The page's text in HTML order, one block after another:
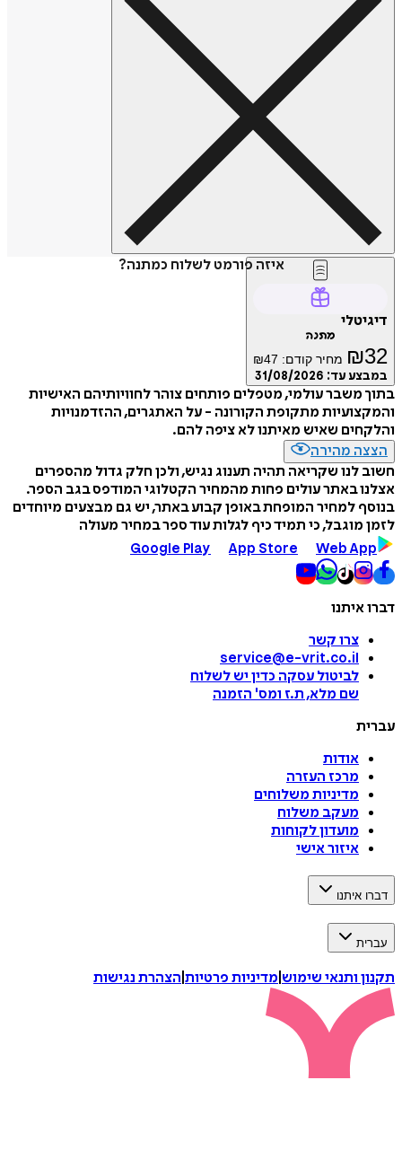
איזה פורמט לשלוח כמתנה?
דיגיטלי
מתנה
₪32 מחיר קודם: ₪47
במבצע עד: 31/08/2026
בתוך משבר עולמי, מטפלים פותחים צוהר לחוויותיהם האישיות
והמקצועיות מתקופת הקורונה - על האתגרים, ההזדמנויות
והלקחים שאיש מאיתנו לא ציפה להם.
הצצה מהירה
חשוב לנו שקריאה תהיה תענוג נגיש, ולכן חלק גדול מהספרים
אצלנו באתר עולים פחות מהמחיר הקטלוגי המודפס בגב הספר.
בנוסף למחיר המופחת באופן קבוע באתר, יש גם מבצעים מיוחדים
לזמן מוגבל, כי תמיד כיף לגלות עוד ספר במחיר מעולה
Google Play
App Store Web App
דברו איתנו
צרו קשר
service@e-vrit.co.il
לביטול עסקה כדין יש לשלוח
שם מלא, ת.ז ומס' הזמנה
עברית
אודות
מרכז העזרה
מדיניות משלוחים
מעקב משלוח
מועדון לקוחות
איזור אישי
דברו איתנו
עברית
תקנון ותנאי שימוש מדיניות פרטיות הצהרת נגישות